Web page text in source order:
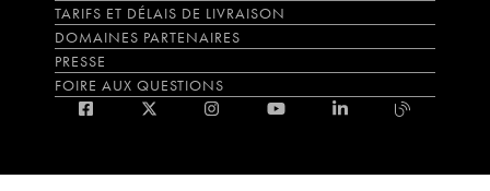
TARIFS ET DÉLAIS DE LIVRAISON
DOMAINES PARTENAIRES
PRESSE
FOIRE AUX QUESTIONS